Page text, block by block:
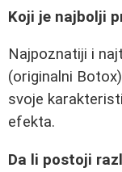
Koji je najbolji
Najpoznatiji i
(originalni
svoje
efekta.
Da li postoji